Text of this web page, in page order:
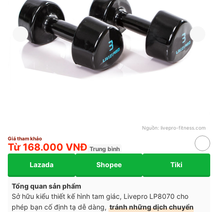
Nguồn: livepro-fitness.com
Giá tham khảo
Từ 168.000 VNĐ Trung bình
Lazada Shopee Tiki
Tổng quan sản phẩm
Sở hữu kiểu thiết kế hình tam giác, Livepro LP8070 cho
phép bạn cố định tạ dễ dàng, tránh những dịch chuyển